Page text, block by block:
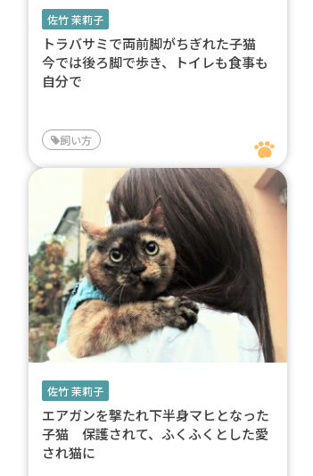
佐竹 茉莉子
トラバサミで両前脚がちぎれた子猫
今では後ろ脚で歩き、トイレも食事も
自分で
飼い方
佐竹 茉莉子
エアガンを撃たれ下半身マヒとなった
子猫 保護されて、ふくふくとした愛
され猫に